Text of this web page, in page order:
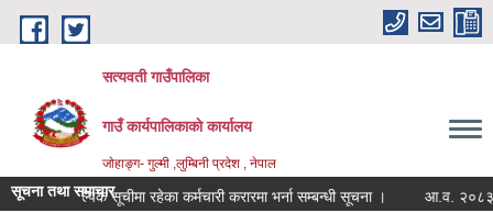
Skip to main content
सत्यवती गाउँपालिका
गाउँ कार्यपालिकाकाे कार्यालय
जाेहाङ्ग- गुल्मी ,लुम्बिनी प्रदेश , नेपाल
सूचना तथा समाचार
वैकल्पिक सूचीमा रहेका कर्मचारी करारमा भर्ना सम्बन्धी सूचना । आ.व. २०८३/०८४